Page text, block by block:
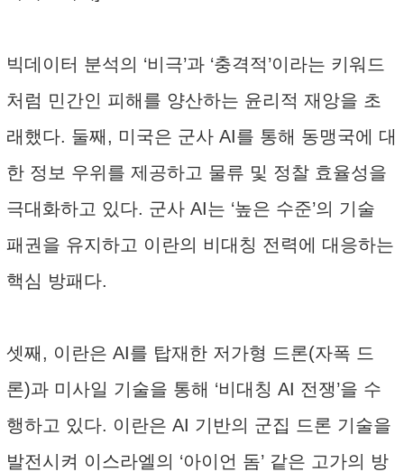
빅데이터 분석의 ‘비극’과 ‘충격적’이라는 키워드
처럼 민간인 피해를 양산하는 윤리적 재앙을 초
래했다. 둘째, 미국은 군사 AI를 통해 동맹국에 대
한 정보 우위를 제공하고 물류 및 정찰 효율성을
극대화하고 있다. 군사 AI는 ‘높은 수준’의 기술
패권을 유지하고 이란의 비대칭 전력에 대응하는
핵심 방패다.
셋째, 이란은 AI를 탑재한 저가형 드론(자폭 드
론)과 미사일 기술을 통해 ‘비대칭 AI 전쟁’을 수
행하고 있다. 이란은 AI 기반의 군집 드론 기술을
발전시켜 이스라엘의 ‘아이언 돔’ 같은 고가의 방